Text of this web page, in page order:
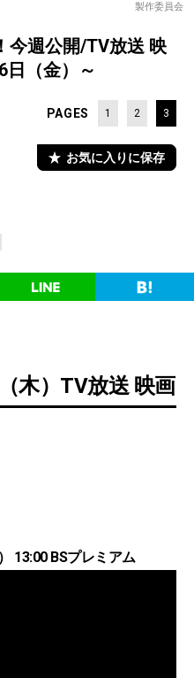
製作委員会
今週公開/TV放送 映
日（金）～
PAGES 1 2 3
お気に入りに保存
木）TV放送 映画
13:00 BSプレミアム